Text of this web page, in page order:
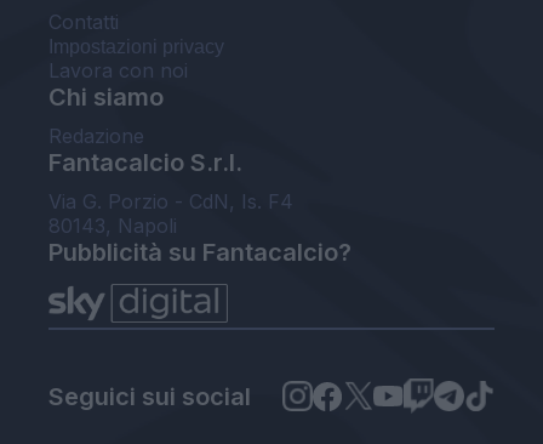
Contatti
Impostazioni privacy
Lavora con noi
Chi siamo
Redazione
Fantacalcio S.r.l.
Via G. Porzio - CdN, Is. F4
80143, Napoli
Pubblicità su Fantacalcio?
Seguici sui social